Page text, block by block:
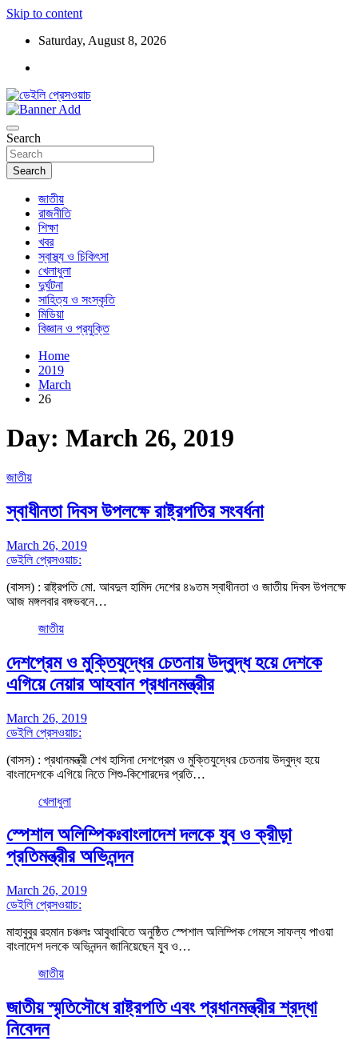
Skip to content
Saturday, August 8, 2026
ডেইলি প্রেসওয়াচ
Search
Search
জাতীয়
রাজনীতি
শিক্ষা
খবর
স্বাস্থ্য ও চিকিৎসা
খেলাধুলা
দুর্ঘটনা
সাহিত্য ও সংস্কৃতি
মিডিয়া
বিজ্ঞান ও প্রযুক্তি
Home
2019
March
26
Day: March 26, 2019
জাতীয়
স্বাধীনতা দিবস উপলক্ষে রাষ্ট্রপতির সংবর্ধনা
March 26, 2019
ডেইলি প্রেসওয়াচ:
(বাসস) : রাষ্ট্রপতি মো. আবদুল হামিদ দেশের ৪৯তম স্বাধীনতা ও জাতীয় দিবস উপলক্ষে
আজ মঙ্গলবার বঙ্গভবনে…
জাতীয়
দেশপ্রেম ও মুক্তিযুদ্ধের চেতনায় উদ্বুদ্ধ হয়ে দেশকে
এগিয়ে নেয়ার আহবান প্রধানমন্ত্রীর
March 26, 2019
ডেইলি প্রেসওয়াচ:
(বাসস) : প্রধানমন্ত্রী শেখ হাসিনা দেশপ্রেম ও মুক্তিযুদ্ধের চেতনায় উদ্বুদ্ধ হয়ে
বাংলাদেশকে এগিয়ে নিতে শিশু-কিশোরদের প্রতি…
খেলাধুলা
স্পেশাল অলিম্পিকঃবাংলাদেশ দলকে যুব ও ক্রীড়া
প্রতিমন্ত্রীর অভিনন্দন
March 26, 2019
ডেইলি প্রেসওয়াচ:
মাহাবুবুর রহমান চঞ্চলঃ আবুধাবিতে অনুষ্ঠিত স্পেশাল অলিম্পিক গেমসে সাফল্য পাওয়া
বাংলাদেশ দলকে অভিনন্দন জানিয়েছেন যুব ও…
জাতীয়
জাতীয় স্মৃতিসৌধে রাষ্ট্রপতি এবং প্রধানমন্ত্রীর শ্রদ্ধা
নিবেদন